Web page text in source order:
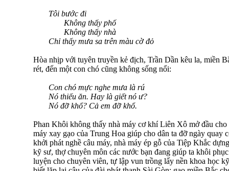
Tôi bước đi
Không thấy phố
Không thấy nhà
Chỉ thấy mưa sa trên màu cờ đỏ
Hòa nhịp với tuyên truyền kẻ địch, Trần Dần kêu la, miền
rét, đến một con chó cũng không sống nổi:
Con chó mực nghe mưa là rú
Nó thiếu ăn. Hay là giết nó ư?
Nó đỡ khổ? Cả em đỡ khổ.
Phan Khôi không thấy nhà máy cơ khí Liên Xô mở đầu
máy xay gạo của Trung Hoa giúp cho dân ta đỡ ngày
khởi phát nghề câu máy, nhà máy ép gỗ của Tiệp Khắc
kỹ sư, thợ chuyên môn các nước bạn đang giúp ta khôi
luyện cho chuyên viên, tự lập vun trồng lấy nền khoa học